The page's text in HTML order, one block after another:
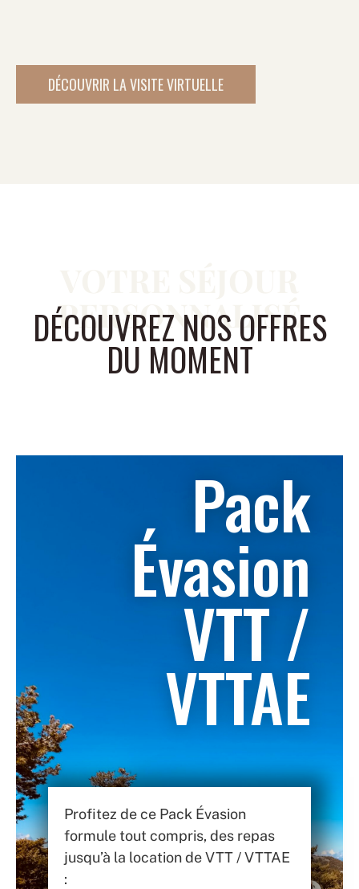
DÉCOUVRIR LA VISITE VIRTUELLE
PERSONNALISÉ
DÉCOUVREZ NOS OFFRES
DU MOMENT
Profitez de ce Pack Évasion
formule tout compris, des repas
jusqu’à la location de VTT / VTTAE
:
Pack
Évasion
VTT /
VTTAE